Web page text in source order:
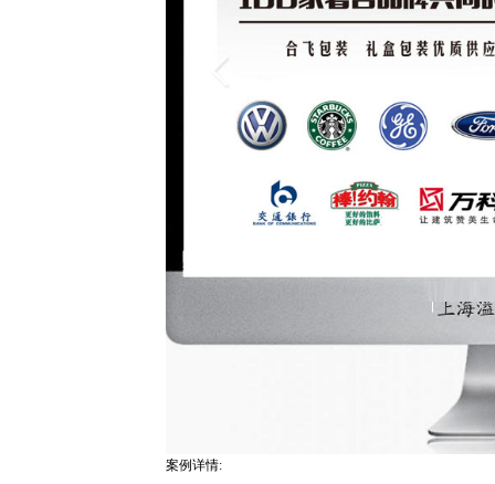
案例详情: